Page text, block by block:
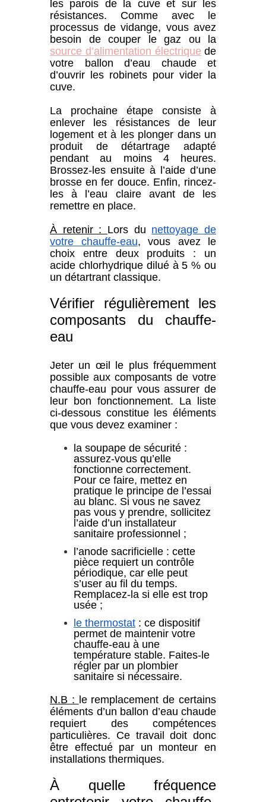
les parois de la cuve et sur les
résistances. Comme avec le
processus de vidange, vous avez
besoin de couper le gaz ou la
source d’alimentation électrique de
votre ballon d’eau chaude et
d’ouvrir les robinets pour vider la
cuve.
La prochaine étape consiste à
enlever les résistances de leur
logement et à les plonger dans un
produit de détartrage adapté
pendant au moins 4 heures.
Brossez-les ensuite à l’aide d’une
brosse en fer douce. Enfin, rincez-
les à l’eau claire avant de les
remettre en place.
À retenir : Lors du nettoyage de
votre chauffe-eau, vous avez le
choix entre deux produits : un
acide chlorhydrique dilué à 5 % ou
un détartrant classique.
Vérifier régulièrement les
composants du chauffe-
eau
Jeter un œil le plus fréquemment
possible aux composants de votre
chauffe-eau pour vous assurer de
leur bon fonctionnement. La liste
ci-dessous constitue les éléments
que vous devez examiner :
la soupape de sécurité :
assurez-vous qu’elle
fonctionne correctement.
Pour ce faire, mettez en
pratique le principe de l’essai
au blanc. Si vous ne savez
pas vous y prendre, sollicitez
l’aide d’un installateur
sanitaire professionnel ;
l’anode sacrificielle : cette
pièce requiert un contrôle
périodique, car elle peut
s’user au fil du temps.
Remplacez-la si elle est trop
usée ;
le thermostat : ce dispositif
permet de maintenir votre
chauffe-eau à une
température stable. Faites-le
régler par un plombier
sanitaire si nécessaire.
N.B : le remplacement de certains
éléments d’un ballon d’eau chaude
requiert des compétences
particulières. Ce travail doit donc
être effectué par un monteur en
installations thermiques.
À quelle fréquence